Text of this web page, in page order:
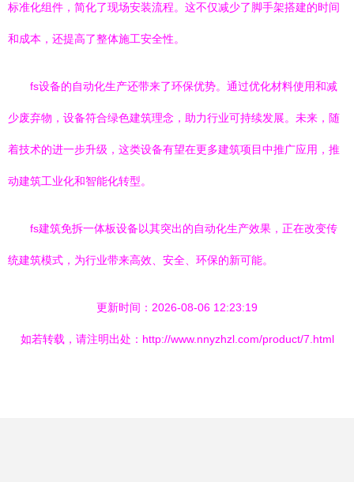
标准化组件，简化了现场安装流程。这不仅减少了脚手架搭建的时间
和成本，还提高了整体施工安全性。
fs设备的自动化生产还带来了环保优势。通过优化材料使用和减
少废弃物，设备符合绿色建筑理念，助力行业可持续发展。未来，随
着技术的进一步升级，这类设备有望在更多建筑项目中推广应用，推
动建筑工业化和智能化转型。
fs建筑免拆一体板设备以其突出的自动化生产效果，正在改变传
统建筑模式，为行业带来高效、安全、环保的新可能。
更新时间：2026-08-06 12:23:19
如若转载，请注明出处：http://www.nnyzhzl.com/product/7.html